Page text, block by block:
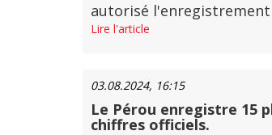
autorisé
Lire l'article
03.08.2024, 16:15
Le Pérou enregistre 15
chiffres officiels.